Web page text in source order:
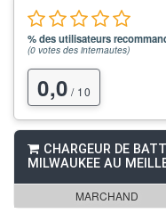
% des utilisateurs
(0 votes des internautes)
0,0 / 10
CHARGEUR DE
MILWAUKEE AU
MARCHAND